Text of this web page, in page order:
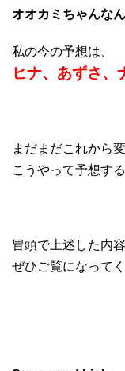
オオカミちゃんな
私の今の予想は、
ヒナ、あずさ、
まだまだこれから
こうやって予想す
冒頭で上述した内
ぜひご覧になって